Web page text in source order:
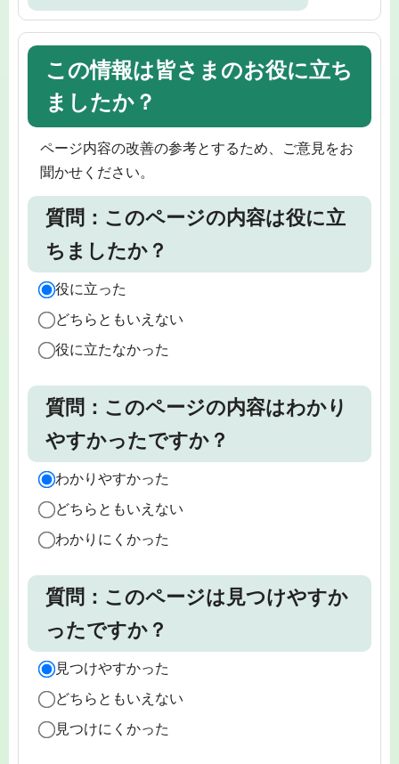
この情報は皆さまのお役に立ち
ましたか？
ページ内容の改善の参考とするため、ご意見をお
聞かせください。
質問：このページの内容は役に立
ちましたか？
役に立った
どちらともいえない
役に立たなかった
質問：このページの内容はわかり
やすかったですか？
わかりやすかった
どちらともいえない
わかりにくかった
質問：このページは見つけやすか
ったですか？
見つけやすかった
どちらともいえない
見つけにくかった